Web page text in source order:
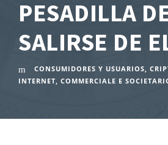
PESADILLA
SALIRSE DE
CONSUMIDORES Y USUARIOS,
INTERNET COMMERCIALE E